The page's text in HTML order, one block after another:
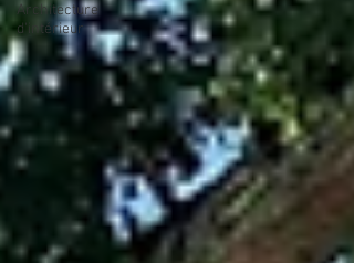
Architecture
d'intérieur